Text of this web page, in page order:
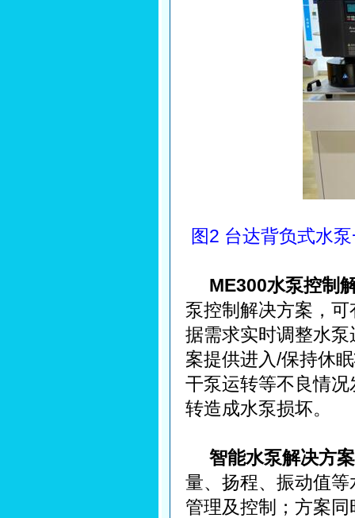
图2 台达背负式水
ME300水泵控制
泵控制解决方案，
据需求实时调整水
案提供进入/保持休
干泵运转等不良情
转造成水泵损坏。
智能水泵解决方案
量、扬程、振动值
管理及控制；方案